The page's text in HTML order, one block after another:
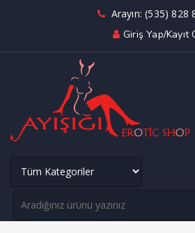
Arayın: (535) 828
Giriş Yap/Kayıt